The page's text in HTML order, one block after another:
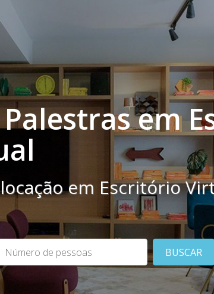
em
em Escritório
BUSCAR